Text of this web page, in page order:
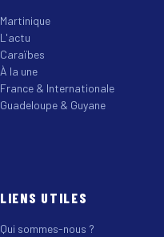
Martinique
L'actu
Caraïbes
À la une
France & Internationale
Guadeloupe & Guyane
LIENS UTILES
Qui sommes-nous ?